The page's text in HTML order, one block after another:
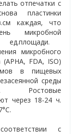
отпечатки с
пластинки
каждая, что
микробной
ед.площади.
микробного
FDA, ISO)
в пищевых
среды
Ростовые
через 18-24 ч.
с